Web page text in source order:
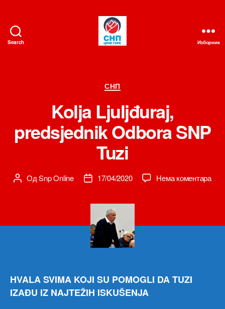
Search Изборник
Категорије
СНП
Kolja Ljuljđuraj,
predsjednik Odbora SNP
Tuzi
Аутор
ОдSnp Online
Датум17/04/2020 Нема коментарана
HVALA SVIMA KOJI SU POMOGLI DA TUZI
IZAĐU IZ NAJTEŽIH ISKUŠENJA